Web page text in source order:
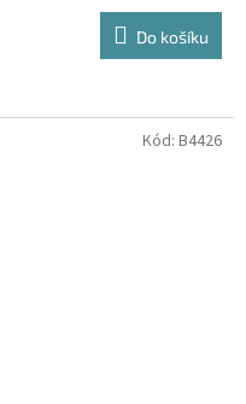
Do košíku
Kód: B4426